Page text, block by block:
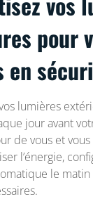
pour
en
lumières
jour avant
de vous et
l’énergie,
le matin